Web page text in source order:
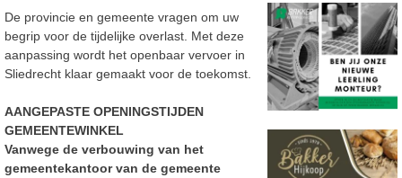
De provincie en gemeente vragen om uw
begrip voor de tijdelijke overlast. Met deze
aanpassing wordt het openbaar vervoer in
Sliedrecht klaar gemaakt voor de toekomst.
AANGEPASTE OPENINGSTIJDEN
GEMEENTEWINKEL
Vanwege de verbouwing van het
gemeentekantoor van de gemeente